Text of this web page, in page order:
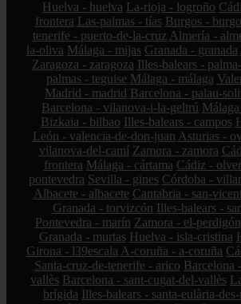
Huelva - huelva La-rioja - logroño
frontera Las-palmas - tías Burgos -
tenerife - puerto-de-la-cruz Almería -
la-oliva Málaga - mijas Granada - granada
Zaragoza - zaragoza Illes-balears -
palmas - teguise Málaga - málaga
Madrid - madrid Barcelona - palau-
Barcelona - vilanova-i-la-geltrú
Bizkaia - bilbao Illes-balears - campos
León - valencia-de-don-juan Asturias -
vilanova-del-camí Zamora - zamora
frontera Málaga - cártama Cádiz -
pontevedra Sevilla - gines Córdoba -
Albacete - albacete Cantabria - san-
Granada - torvizcón Illes-balears -
Pontevedra - marín Zamora - el-perdigón
Granada - murtas Huelva - isla-cristina
Girona - l39escala A-coruña - a-coruña
Santa-cruz-de-tenerife - arico Barcelona
vallès Barcelona - sant-cugat-del-vallès
brígida Illes-balears - santa-eulària-